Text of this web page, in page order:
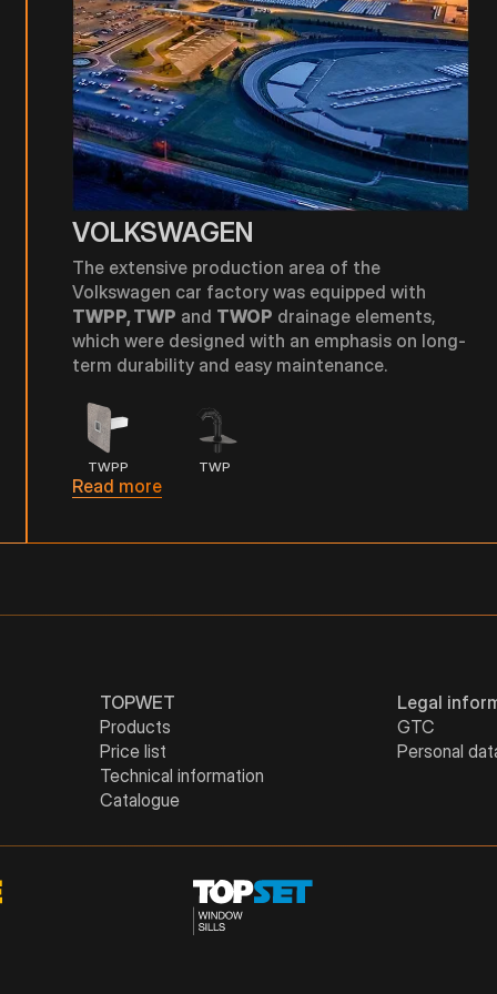
VOLKSWAGEN
The extensive production area of the
Volkswagen car factory was equipped with
TWPP, TWP and TWOP drainage elements,
which were designed with an emphasis on long-
term durability and easy maintenance.
TWPP TWP
Read more
TOPWET
Products
Price list
Technical information
Catalogue
Legal
GTC
Personal